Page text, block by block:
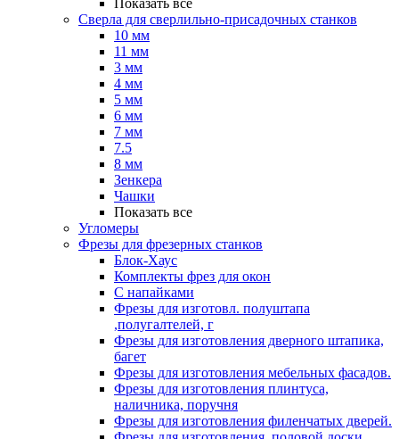
Показать все
Сверла для сверлильно-присадочных станков
10 мм
11 мм
3 мм
4 мм
5 мм
6 мм
7 мм
7.5
8 мм
Зенкера
Чашки
Показать все
Угломеры
Фрезы для фрезерных станков
Блок-Хаус
Комплекты фрез для окон
С напайками
Фрезы для изготовл. полуштапа
,полугалтелей, г
Фрезы для изготовления дверного штапика,
багет
Фрезы для изготовления мебельных фасадов.
Фрезы для изготовления плинтуса,
наличника, поручня
Фрезы для изготовления филенчатых дверей.